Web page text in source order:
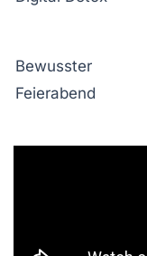
Bewusster
Feierabend